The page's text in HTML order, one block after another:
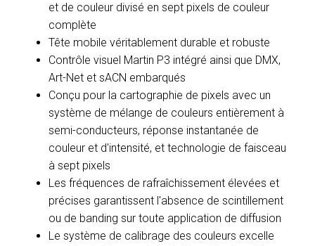
et de couleur divisé en sept pixels de couleur
complète
Tête mobile véritablement durable et robuste
Contrôle visuel Martin P3 intégré ainsi que DMX,
Art-Net et sACN embarqués
Conçu pour la cartographie de pixels avec un
système de mélange de couleurs entièrement à
semi-conducteurs, réponse instantanée de
couleur et d'intensité, et technologie de faisceau
à sept pixels
Les fréquences de rafraîchissement élevées et
précises garantissent l'absence de scintillement
ou de banding sur toute application de diffusion
Le système de calibrage des couleurs excelle